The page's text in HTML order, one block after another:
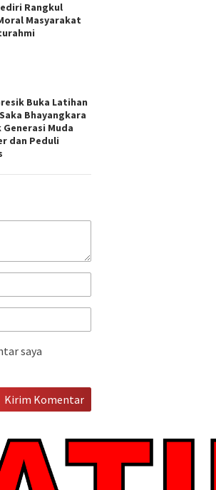
Rangkul
Masyarakat
Buka Latihan
Bhayangkara
Generasi Muda
dan Peduli
saya